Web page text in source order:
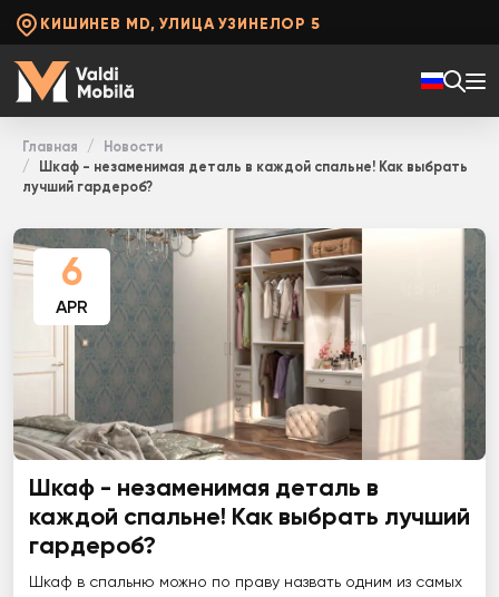
КИШИНЕВ MD, УЛИЦА УЗИНЕЛОР 5
Главная
Новости
Шкаф - незаменимая деталь в каждой спальне! Как выбрать
лучший гардероб?
6
APR
Шкаф - незаменимая деталь в
каждой спальне! Как выбрать лучший
гардероб?
Шкаф в спальню можно по праву назвать одним из самых